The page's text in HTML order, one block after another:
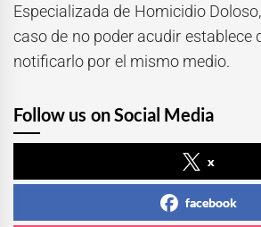
Especializada de Homicidio
caso de no poder acudir establece
notificarlo por el mismo medio.
Follow us on Social Media
x
facebook